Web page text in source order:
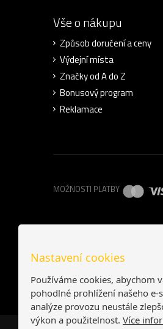
Vše o nákupu
Způsob doručení a ceny
Výdejní místa
Značky od A do Z
Bonusový program
Reklamace
MOŽNOSTI PLATBY
Nastavení cookies
Používáme cookies, abychom
pohodlné prohlížení našeho e-
analýze provozu neustále
výkon a použitelnost. Více